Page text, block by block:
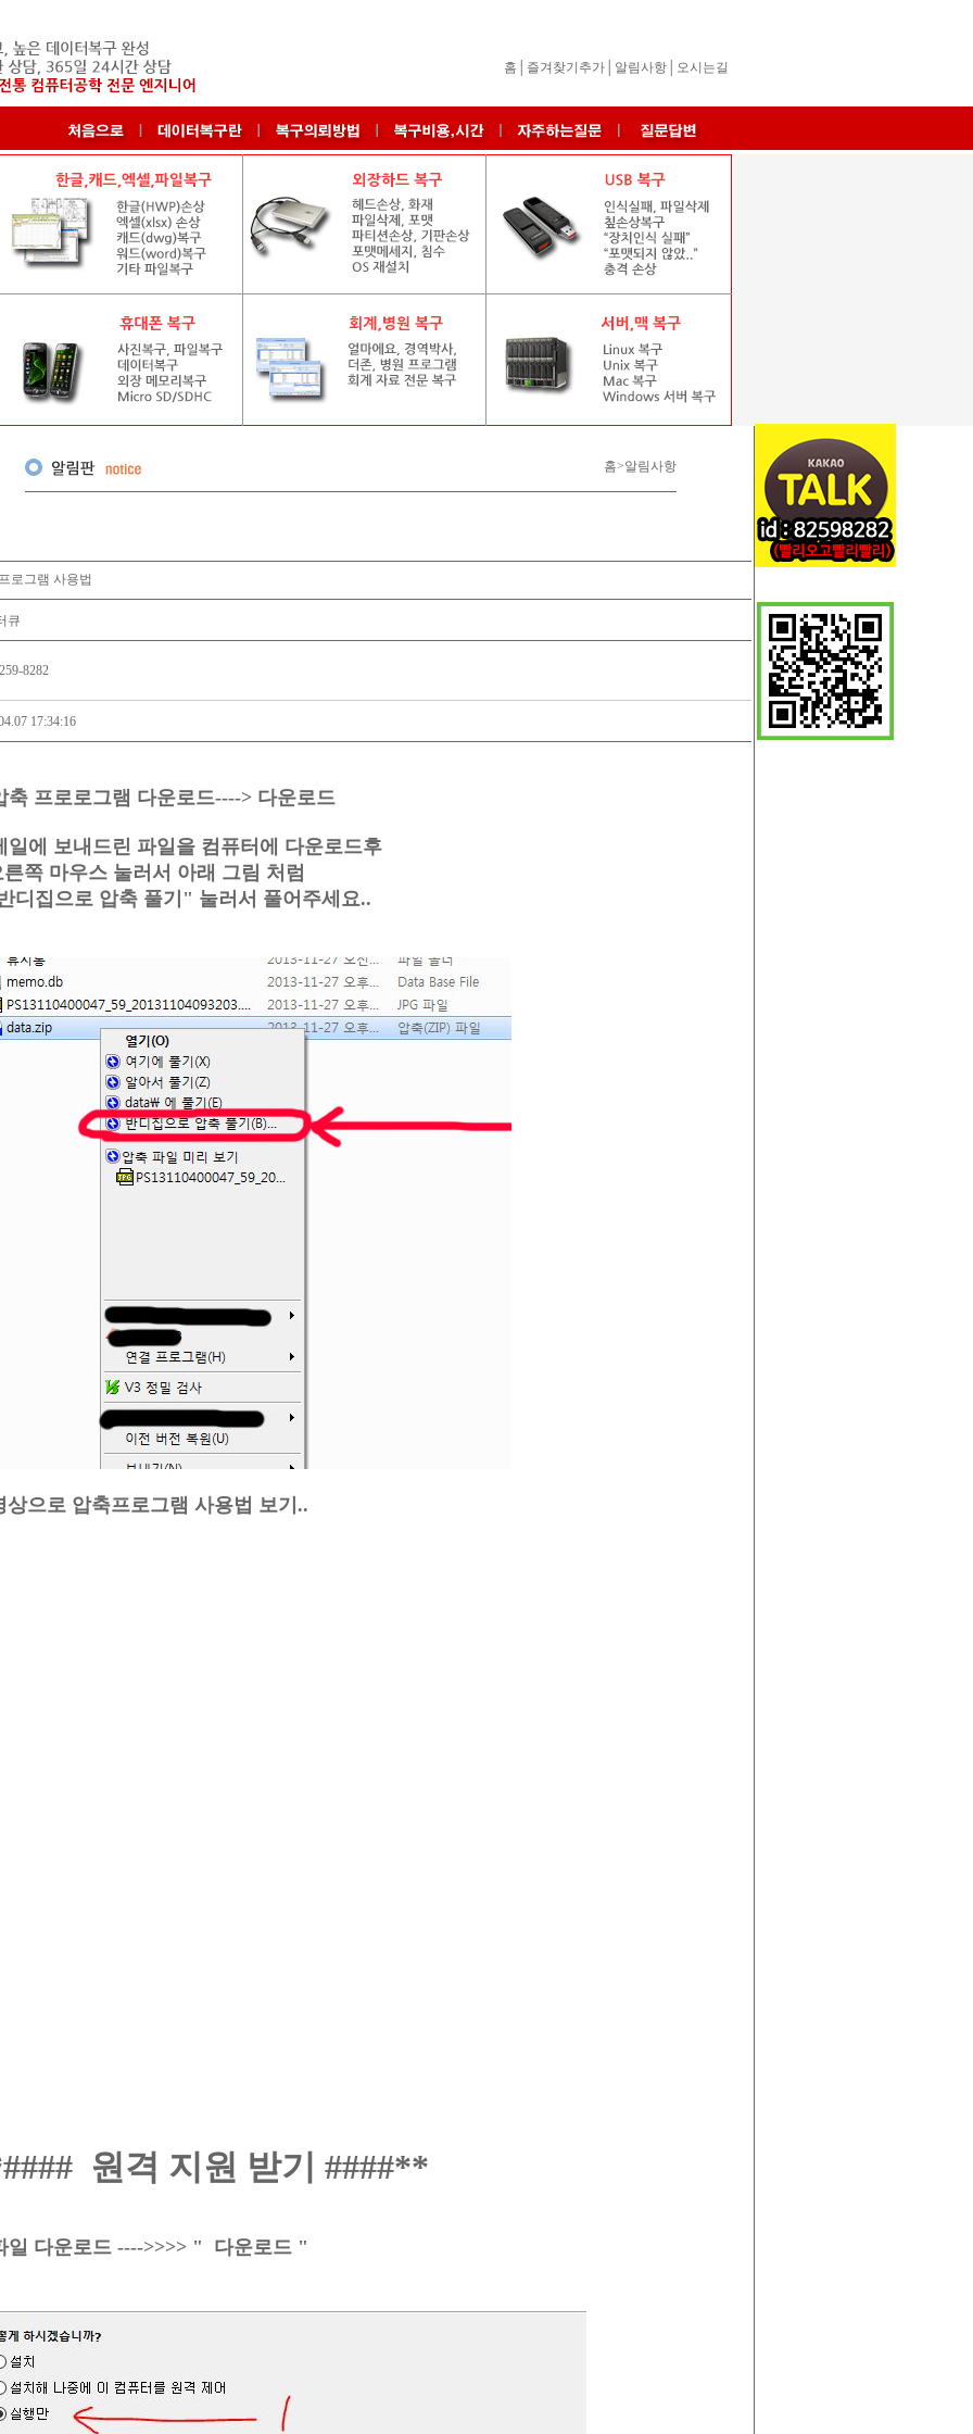
홈 즐겨찾기추가 알림사항 오시는길
홈>알림사항
로그램 사용법
큐
8282
17:34:16
축 프로로그램 다운로드----> 다운로드
일에 보내드린 파일을 컴퓨터에 다운로드후
쪽 마우스 눌러서 아래 그림 처럼
집으로 압축 풀기" 눌러서 풀어주세요..
상으로 압축프로그램 사용법 보기..
원격 지원 받기 ####**
일 다운로드 ---->>>> " 다운로드 "